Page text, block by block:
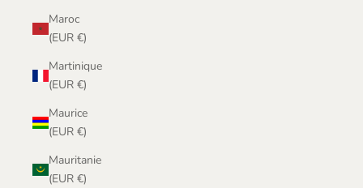
Maroc
(EUR €)
Martinique
(EUR €)
Maurice
(EUR €)
Mauritanie
(EUR €)